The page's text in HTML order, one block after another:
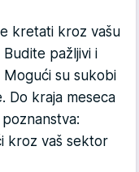
kretati kroz vašu
pažljivi i
su sukobi
Do kraja meseca
kroz vaš sektor